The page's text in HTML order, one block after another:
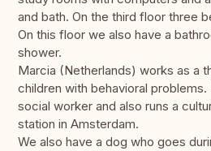
and bath. On the third floor three
On this floor we also have a
shower.
Marcia (Netherlands) works as a
children with behavioral problems.
social worker and also runs a
station in Amsterdam.
We also have a dog who goes